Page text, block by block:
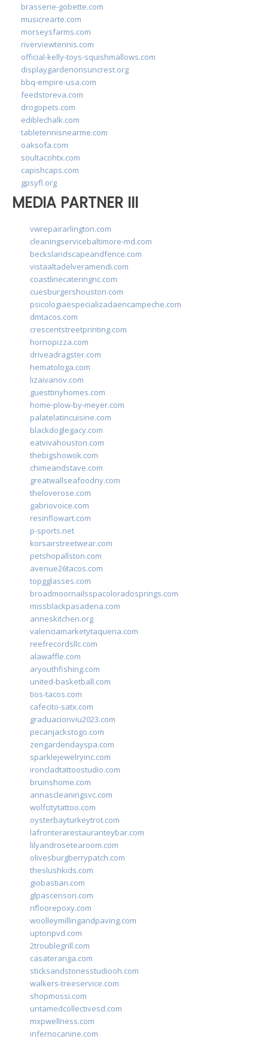
brasserie-gobette.com
musicrearte.com
morseysfarms.com
riverviewtennis.com
official-kelly-toys-squishmallows.com
displaygardenonsuncrest.org
bbq-empire-usa.com
feedstoreva.com
drogopets.com
ediblechalk.com
tabletennisnearme.com
oaksofa.com
soultacohtx.com
capishcaps.com
gpsyfl.org
MEDIA PARTNER III
vwrepairarlington.com
cleaningservicebaltimore-md.com
beckslandscapeandfence.com
vistaaltadelveramendi.com
coastlinecateringnc.com
cuesburgershouston.com
psicologiaespecializadaencampeche.com
dmtacos.com
crescentstreetprinting.com
hornopizza.com
driveadragster.com
hematologa.com
lizaivanov.com
guesttinyhomes.com
home-plow-by-meyer.com
palatelatincuisine.com
blackdoglegacy.com
eatvivahouston.com
thebigshowok.com
chimeandstave.com
greatwallseafoodny.com
theloverose.com
gabriovoice.com
resinflowart.com
p-sports.net
korsairstreetwear.com
petshopallston.com
avenue26tacos.com
topgglasses.com
broadmoornailsspacoloradosprings.com
missblackpasadena.com
anneskitchen.org
valenciamarketytaqueria.com
reefrecordsllc.com
alawaffle.com
aryouthfishing.com
united-basketball.com
tios-tacos.com
cafecito-satx.com
graduacionviu2023.com
pecanjackstogo.com
zengardendayspa.com
sparklejewelryinc.com
ironcladtattoostudio.com
bruinshome.com
annascleaningsvc.com
wolfcitytattoo.com
oysterbayturkeytrot.com
lafronterarestauranteybar.com
lilyandrosetearoom.com
olivesburgberrypatch.com
theslushkids.com
giobastian.com
glpascensori.com
rifloorepoxy.com
woolleymillingandpaving.com
uptonpvd.com
2troublegrill.com
casateranga.com
sticksandstonesstudiooh.com
walkers-treeservice.com
shopmossi.com
untamedcollectivesd.com
mxpwellness.com
infernocanine.com